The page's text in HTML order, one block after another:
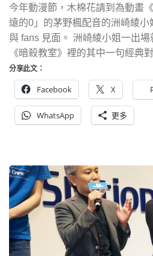
今年動漫節，木棉花請到為動畫
遠的0」的茅野楓配音的洲崎綾
與 fans 見面。 洲崎綾小姐一出
《暗殺教室》裡的其中一句經典
分享此文：
Facebook X
WhatsApp 更多